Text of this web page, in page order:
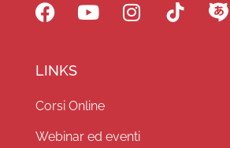
LINKS
Corsi Online
Webinar ed eventi